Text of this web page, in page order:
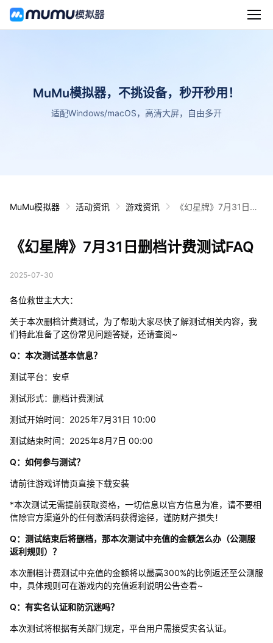
MuMu模拟器，不挑设备，秒开秒用！
适配Windows/macOS，高清大屏，自由多开
MuMu模拟器 活动资讯 游戏资讯
《幻星牌》7月31日删
《幻星牌》7月31日删档计费测试FAQ
2025-07-30
各位救世主大大：
关于本次删档计费测试，为了帮助大家尽快了解测试相关内容，我
们特此准备了这份常见问题答疑，还请查阅~
Q：本次测试基本信息？
测试平台：安卓
测试形式：删档计费测试
测试开始时间：2025年7月31日 10:00
测试结束时间：2025年8月7日 00:00
Q：如何参与测试？
请前往游戏详情页直接下载安装
*本次测试无需提前获取资格，一切信息以官方信息为准，请不要相
信除官方渠道外的任何激活码获得途径，谨防财产损失！
Q：测试结束后将删档，那本次测试中充值的金额怎么办（公测服
返利规则）？
本次删档计费测试中充值的金额将以最高300%的比例返还至公测服
中，具体规则可在游戏内的充值返利说明公告查看~
Q：有实名认证和防沉迷吗？
本次测试将根据有关部门规定，平台用户需接受实名认证。